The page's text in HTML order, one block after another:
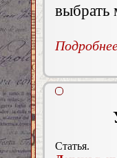
выбрать
Статья.